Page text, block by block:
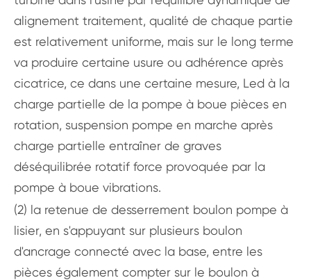
alignement traitement, qualité de chaque partie
est relativement uniforme, mais sur le long terme
va produire certaine usure ou adhérence après
cicatrice, ce dans une certaine mesure, Led à la
charge partielle de la pompe à boue pièces en
rotation, suspension pompe en marche après
charge partielle entraîner de graves
déséquilibrée rotatif force provoquée par la
pompe à boue vibrations.
(2) la retenue de desserrement boulon pompe à
lisier, en s'appuyant sur plusieurs boulon
d'ancrage connecté avec la base, entre les
pièces également compter sur le boulon à